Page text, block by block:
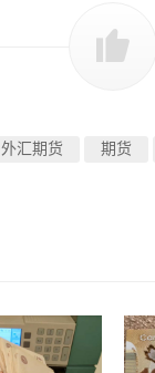
外汇期货 期货